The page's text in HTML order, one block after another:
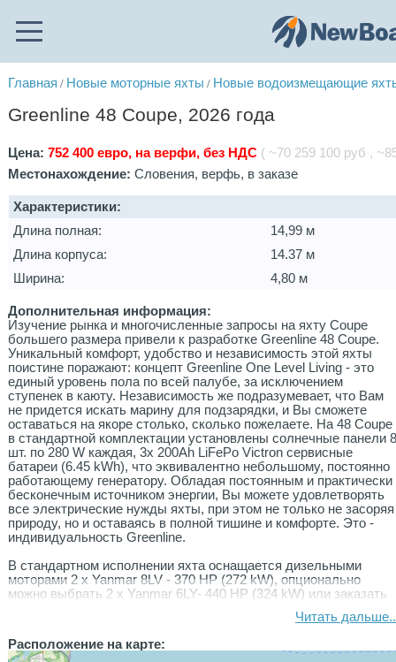
Главная / Новые моторные яхты / Новые водоизмещающие
Greenline 48 Coupe, 2026 года
Цена:752 400 евро, на верфи, без НДС ( ~70 259 100 руб ,
Местонахождение:Словения, верфь, в заказе
Характеристики:
Длина полная:
14,99 м
Длина корпуса:
14.37 м
Ширина:
4,80 м
Дополнительная информация:
Изучение рынка и многочисленные запросы на яхту Coupe
большего размера привели к разработке Greenline 48 Coupe.
Уникальный комфорт, удобство и независимость этой яхты
поистине поражают: концепт Greenline One Level Living - это
единый уровень пола по всей палубе, за исключением
ступенек в каюту. Независимость же подразумевает, что Вам
не придется искать марину для подзарядки, и Вы сможете
оставаться на якоре столько, сколько пожелаете. На 48 Coupe
в стандартной комплектации установлены солнечные панели
шт. по 280 W каждая, 3x 200Ah LiFePo Victron сервисные
батареи (6.45 kWh), что эквивалентно небольшому, постоянно
работающему генератору. Обладая постоянным и практически
бесконечным источником энергии, Вы можете удовлетворять
все электрические нужды яхты, при этом не только не засоряя
природу, но и оставаясь в полной тишине и комфорте. Это -
индивидуальность Greenline.
В стандартном исполнении яхта оснащается дизельными
моторами 2 x Yanmar 8LV - 370 HP (272 kW), опционально
можно выбрать 2 x Yanmar 6LY- 440 HP (324 kW) или заказать
Yanmar 250 HP, а вторая на Yanmar 8LV - 370 HP.
Greenline 48 это флагман семейства Greenline, очередная
Читать
Расположение на карте: